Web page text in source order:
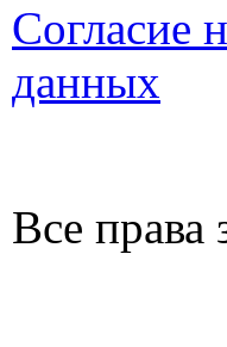
Согласие
данных
Все права